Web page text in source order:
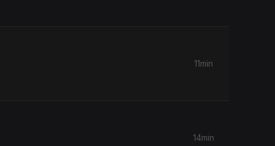
11min
14min